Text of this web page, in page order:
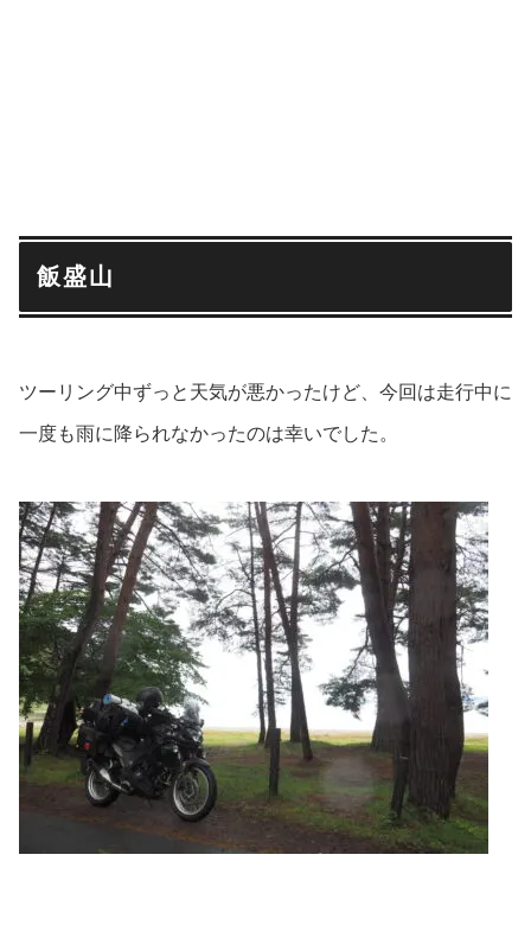
飯盛山
ツーリング中ずっと天気が悪かったけど、今回は走行中に
一度も雨に降られなかったのは幸いでした。